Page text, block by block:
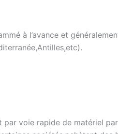
à l’avance et
par voie rapide de matériel